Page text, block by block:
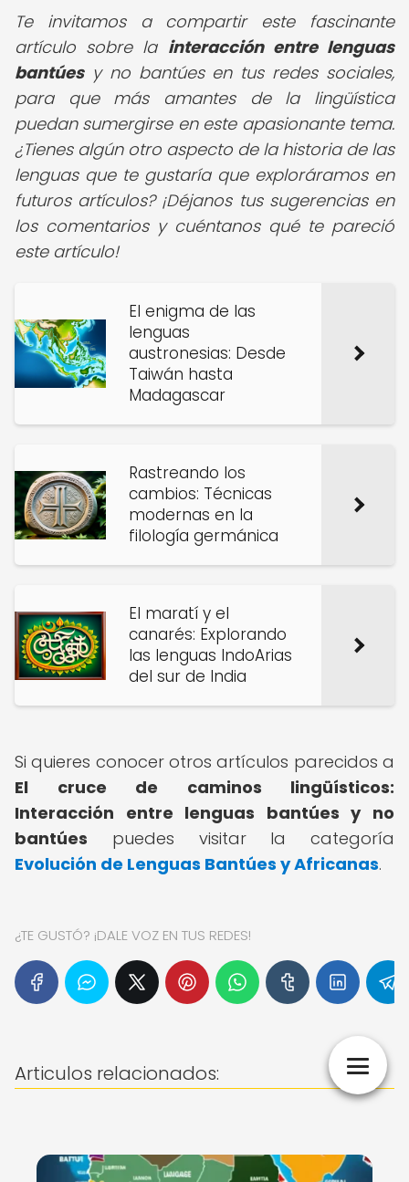
Te invitamos a compartir este fascinante
artículo sobre la interacción entre lenguas
bantúesy no bantúes en tus redes sociales,
para que más amantes de la lingüística
puedan sumergirse en este apasionante tema.
¿Tienes algún otro aspecto de la historia de las
lenguas que te gustaría que exploráramos en
futuros artículos? ¡Déjanos tus sugerencias en
los comentarios y cuéntanos qué te pareció
este artículo!
El enigma de las
lenguas
austronesias: Desde
Taiwán hasta
Madagascar
Rastreando los
cambios: Técnicas
modernas en la
filología germánica
El maratí y el
canarés: Explorando
las lenguas IndoArias
del sur de India
Si quieres conocer otros artículos parecidos a
El cruce de caminos lingüísticos:
Interacción entre lenguas bantúes y no
bantúes puedes visitar la categoría
Evolución de Lenguas Bantúes y Africanas.
¿TE GUSTÓ? ¡DALE VOZ EN TUS REDES!
Articulos relacionados: